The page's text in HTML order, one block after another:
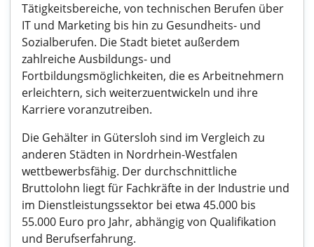
Tätigkeitsbereiche, von technischen Berufen über
IT und Marketing bis hin zu Gesundheits- und
Sozialberufen. Die Stadt bietet außerdem
zahlreiche Ausbildungs- und
Fortbildungsmöglichkeiten, die es Arbeitnehmern
erleichtern, sich weiterzuentwickeln und ihre
Karriere voranzutreiben.
Die Gehälter in Gütersloh sind im Vergleich zu
anderen Städten in Nordrhein-Westfalen
wettbewerbsfähig. Der durchschnittliche
Bruttolohn liegt für Fachkräfte in der Industrie und
im Dienstleistungssektor bei etwa 45.000 bis
55.000 Euro pro Jahr, abhängig von Qualifikation
und Berufserfahrung.